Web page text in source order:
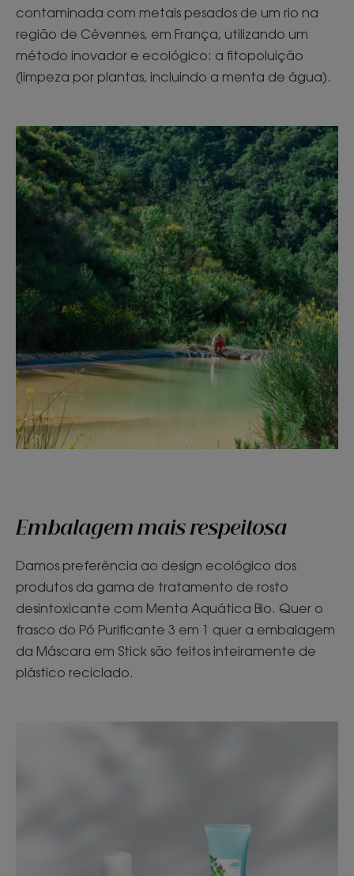
contaminada com metais pesados de um rio na
região de Cévennes, em França, utilizando um
método inovador e ecológico: a fitopoluição
(limpeza por plantas, incluindo a menta de água).
Embalagem mais respeitosa
Damos preferência ao design ecológico dos
produtos da gama de tratamento de rosto
desintoxicante com Menta Aquática Bio. Quer o
frasco do Pó Purificante 3 em 1 quer a embalagem
da Máscara em Stick são feitos inteiramente de
plástico reciclado.